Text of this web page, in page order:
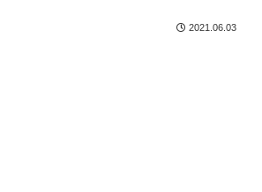
2021.06.03